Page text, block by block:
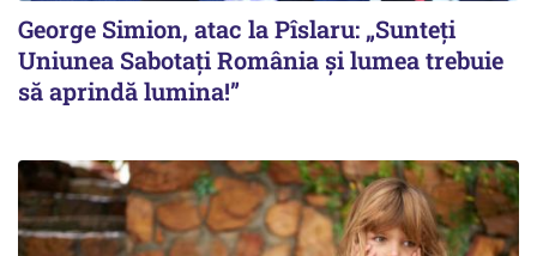
George Simion, atac la Pîslaru: „Sunteți
Uniunea Sabotați România și lumea trebuie
să aprindă lumina!”